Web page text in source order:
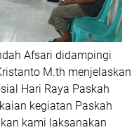
Afsari didampingi
M.th menjelaskan
Hari Raya Paskah
kegiatan Paskah
kami laksanakan